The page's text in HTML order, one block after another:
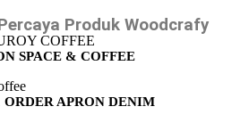
Produk Woodcrafy
SPACE & COFFEE
ORDER APRON DENIM